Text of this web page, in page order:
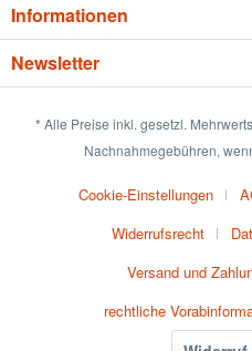
Informationen
Newsletter
* Alle Preise inkl. gesetzl.
Nachnahmegebühren,
Cookie-Einstellungen
Widerrufsrecht
Versand und
rechtliche